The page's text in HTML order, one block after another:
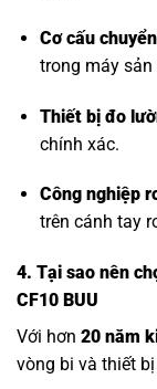
Cơ cấu
trong máy
Thiết bị đo
chính xác.
Công nghiệp
trên cánh tay
4. Tại sao nên
CF10 BUU
Với hơn 20 năm
vòng bi và thiết